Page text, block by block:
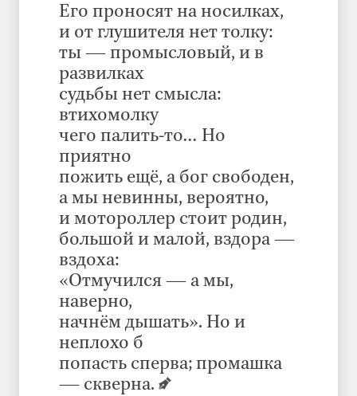
Его проносят на носилках,
и от глушителя нет толку:
ты — промысловый, и в
развилках
судьбы нет смысла:
втихомолку
чего палить-то… Но
приятно
пожить ещё, а бог свободен,
а мы невинны, вероятно,
и мотороллер стоит родин,
большой и малой, вздора —
вздоха:
«Отмучился — а мы,
наверно,
начнём дышать». Но и
неплохо б
попасть сперва; промашка
— скверна.